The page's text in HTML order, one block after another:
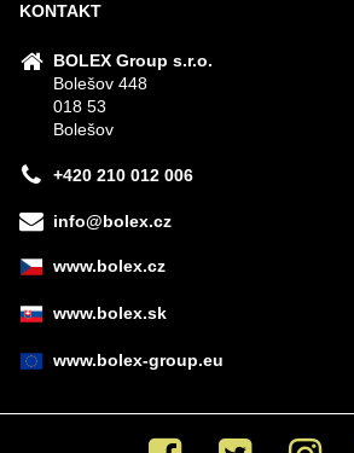
KONTAKT
BOLEX Group s.r.o.
Bolešov 448
018 53
Bolešov
+420 210 012 006
info@bolex.cz
www.bolex.cz
www.bolex.sk
www.bolex-group.eu